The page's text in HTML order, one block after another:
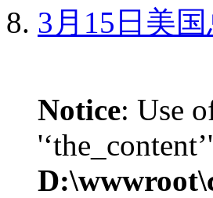
3月15日美
Notice: Use